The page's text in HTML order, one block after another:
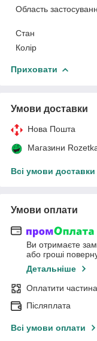
Область
Стан
Колір
Приховати
Умови доставки
Нова Пошта
Магазини
Всі умови доставки
Умови оплати
Ви отримаєте
або гроші
Детальніше
Оплатити
Післяплата
Всі умови оплати